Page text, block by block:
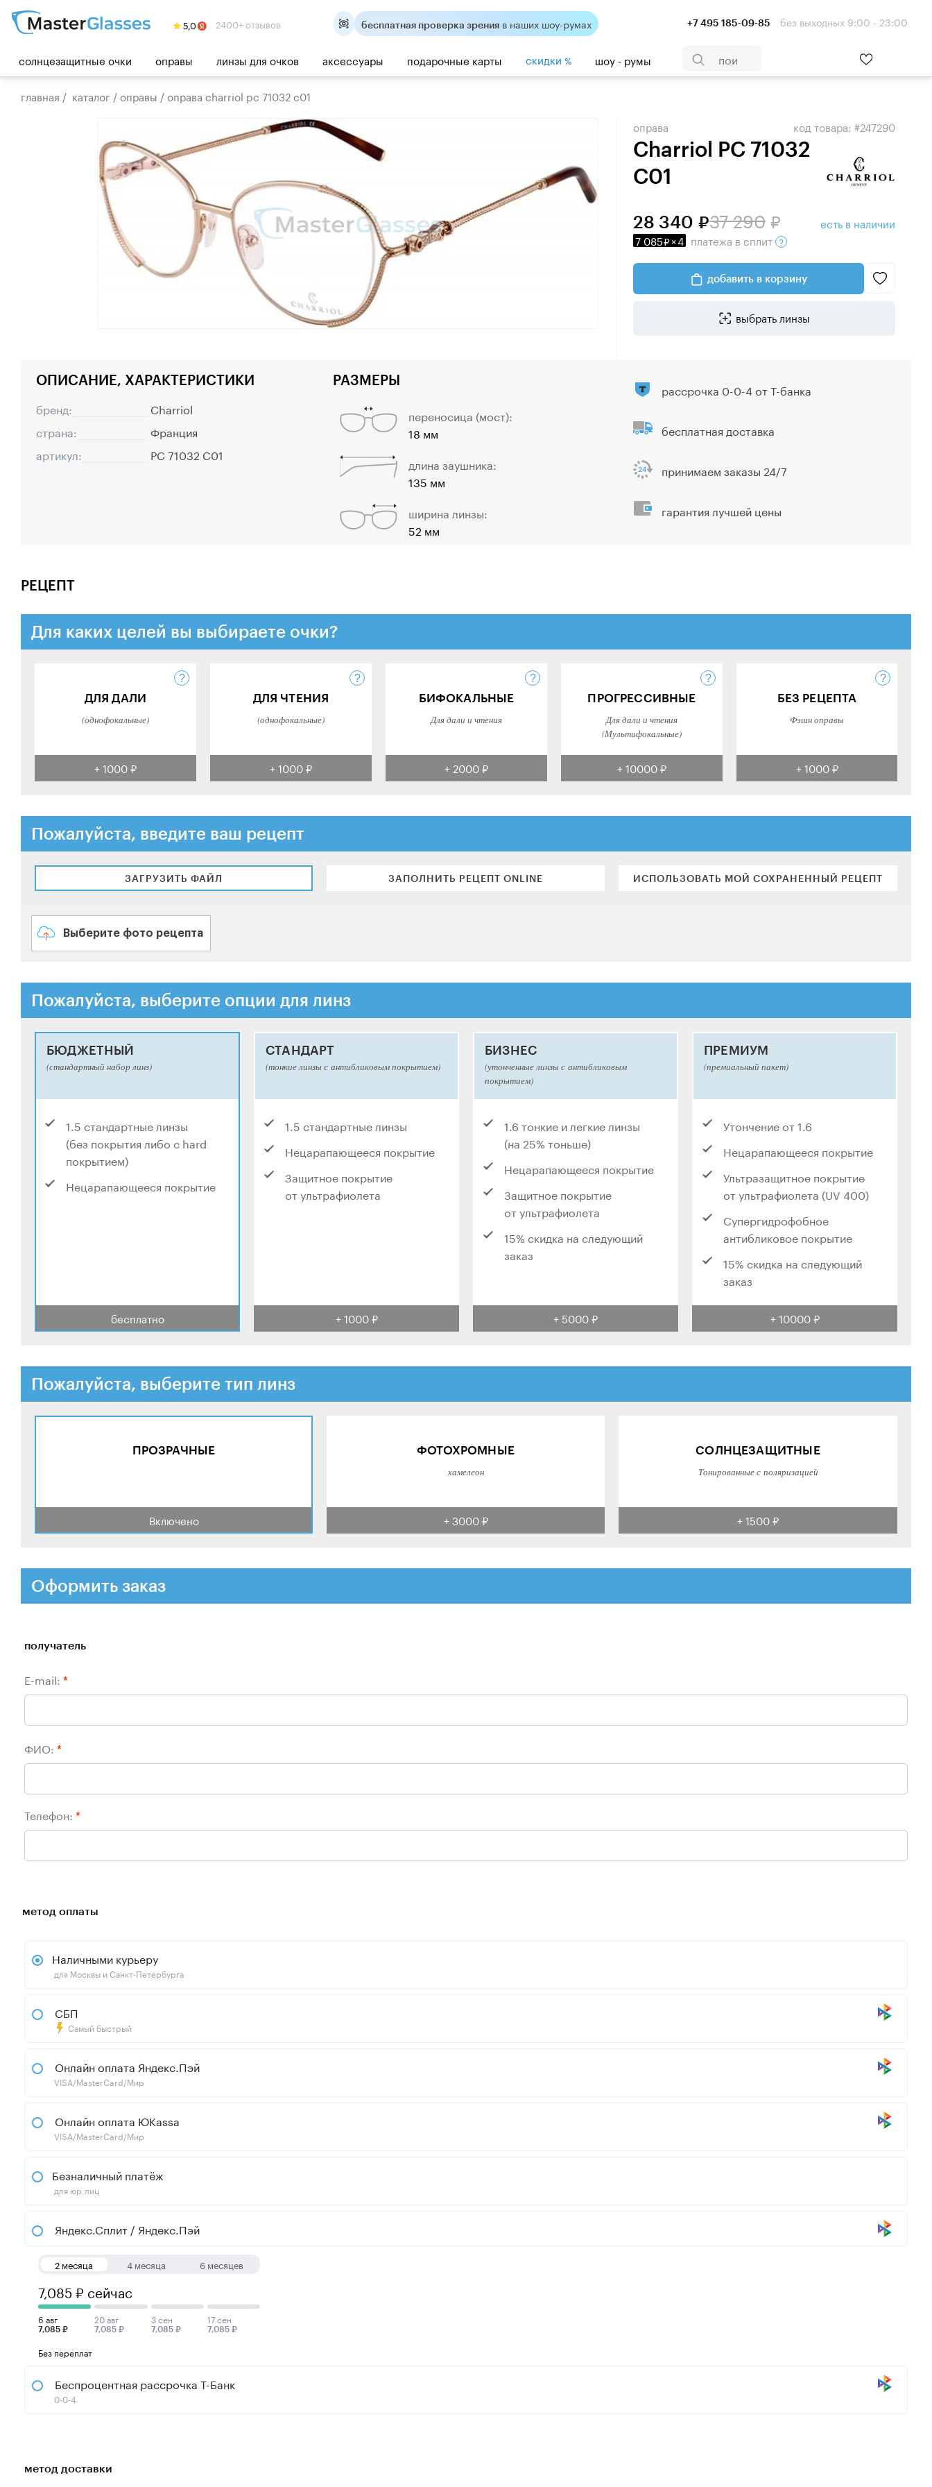
2400+ отзывов +7 495 185-09-85 без выходных 9:00 - 23:00
бесплатная проверка зрения в наших шоу-румах
солнцезащитные очки оправы линзы для очков аксессуары подарочные карты скидки % шоу - румы
главная / каталог /оправы /оправа charriol pc 71032 c01
оправа
Charriol PC 71032
C01
код товара: #247290
37 290
28 340
7 085 ×4 платежа в сплит
есть в наличии
добавить в корзину
выбрать линзы
ОПИСАНИЕ, ХАРАКТЕРИСТИКИ
бренд:
Charriol
страна:
Франция
артикул:
PC 71032 C01
РАЗМЕРЫ
переносица (мост):
18 мм
длина заушника:
135 мм
ширина линзы:
52 мм
рассрочка 0-0-4 от Т-банка
бесплатная доставка
принимаем заказы 24/7
гарантия лучшей цены
РЕЦЕПТ
Для каких целей вы выбираете очки?
ДЛЯ ДАЛИ
(однофокальные)
+ 1000 ₽
ДЛЯ ЧТЕНИЯ
(однофокальные)
+ 1000 ₽
БИФОКАЛЬНЫЕ
Для дали и чтения
+ 2000 ₽
ПРОГРЕССИВНЫЕ
Для дали и чтения
(Мультифокальные)
+ 10000 ₽
БЕЗ РЕЦЕПТА
Фэшн оправы
+ 1000 ₽
Пожалуйста, введите ваш рецепт
ЗАГРУЗИТЬ ФАЙЛ ЗАПОЛНИТЬ РЕЦЕПТ ONLINE ИСПОЛЬЗОВАТЬ МОЙ СОХРАНЕННЫЙ РЕЦЕПТ
Выберите фото рецепта
Пожалуйста, выберите опции для линз
БЮДЖЕТНЫЙ
(стандартный набор линз)
1.5 стандартные линзы
(без покрытия либо с hard
покрытием)
Нецарапающееся покрытие
бесплатно
СТАНДАРТ
(тонкие линзы с антибликовым покрытием)
1.5 стандартные линзы
Нецарапающееся покрытие
Защитное покрытие
от ультрафиолета
+ 1000 ₽
БИЗНЕС
(утонченные линзы с антибликовым
покрытием)
1.6 тонкие и легкие линзы
(на 25% тоньше)
Нецарапающееся покрытие
Защитное покрытие
от ультрафиолета
15% скидка на следующий
заказ
+ 5000 ₽
ПРЕМИУМ
(премиальный пакет)
Утончение от 1.6
Нецарапающееся покрытие
Ультразащитное покрытие
от ультрафиолета (UV 400)
Супергидрофобное
антибликовое покрытие
15% скидка на следующий
заказ
+ 10000 ₽
Пожалуйста, выберите тип линз
ПРОЗРАЧНЫЕ
Включено
ФОТОХРОМНЫЕ
хамелеон
+ 3000 ₽
СОЛНЦЕЗАЩИТНЫЕ
Тонированные с поляризацией
+ 1500 ₽
Оформить заказ
получатель
E-mail: *
ФИО: *
Телефон: *
метод оплаты
Наличными курьеру
для Москвы и Санкт-Петербурга
СБП
Самый быстрый
Онлайн оплата Яндекс.Пэй
VISA/MasterCard/Мир
Онлайн оплата ЮKassa
VISA/MasterCard/Мир
Безналичный платёж
для юр.лиц
Яндекс.Сплит / Яндекс.Пэй
2 месяца 4 месяца 6 месяцев
7,085 ₽ сейчас
6 авг
7,085 ₽
20 авг
7,085 ₽
3 сен
7,085 ₽
17 сен
7,085 ₽
Без переплат
Беспроцентная рассрочка Т-Банк
0-0-4
метод доставки